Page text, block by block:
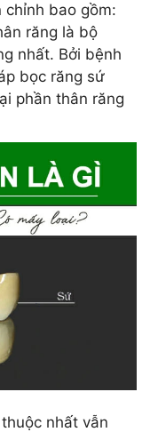
chỉnh bao gồm:
răng là bộ
nhất. Bởi bệnh
bọc răng sứ
phần thân răng
nhất vẫn